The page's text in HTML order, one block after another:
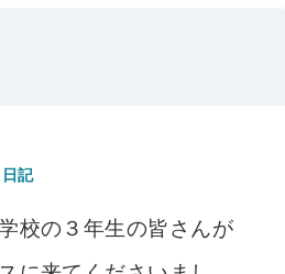
記
校の３年生の皆さんが